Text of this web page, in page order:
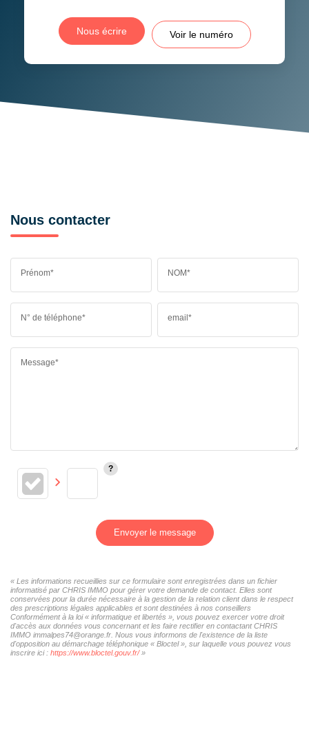
RESTAURANTS ET CAFÉS COMMERCES
MÉDECINS
Nous écrire Voir le numéro
Nous contacter
Prénom* NOM*
N° de téléphone* email*
Message*
Envoyer le message
« Les informations recueillies sur ce formulaire sont enregistrées dans un fichier
informatisé par CHRIS IMMO pour gérer votre demande de contact. Elles sont
conservées pour la durée nécessaire à la gestion de la relation client dans le respect
des prescriptions légales applicables et sont destinées à nos conseillers
Conformément à la loi « informatique et libertés », vous pouvez exercer votre droit
d'accès aux données vous concernant et les faire rectifier en contactant CHRIS
IMMO immalpes74@orange.fr. Nous vous informons de l'existence de la liste
d'opposition au démarchage téléphonique « Bloctel », sur laquelle vous pouvez vous
inscrire ici : https://www.bloctel.gouv.fr/»